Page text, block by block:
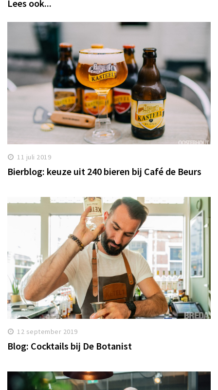
Lees ook...
11 juli 2019
Bierblog: keuze uit 240 bieren bij Café de Beurs
12 september 2019
Blog: Cocktails bij De Botanist